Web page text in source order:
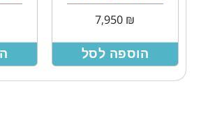
₪
הוספה לסל